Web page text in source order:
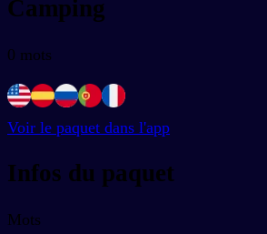
Camping
0 mots
Voir le paquet dans l'app
Infos du paquet
Mots